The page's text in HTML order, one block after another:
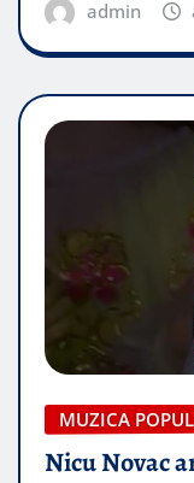
admin
MUZICA
Nicu Novac